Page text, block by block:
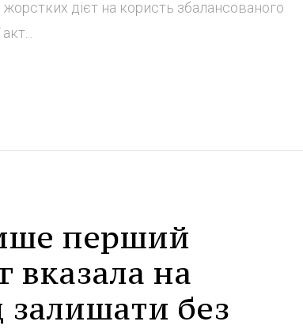
дієт на користь збалансованого
перший
вказала на
залишати без